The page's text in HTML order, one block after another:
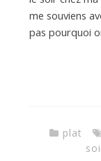
me souviens
pas pourquoi
plat